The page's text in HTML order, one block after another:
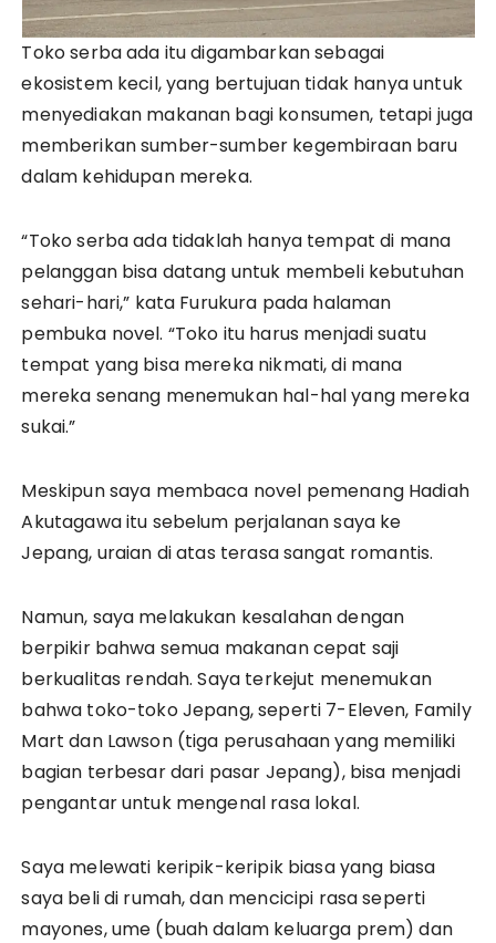
Toko serba ada itu digambarkan sebagai
ekosistem kecil, yang bertujuan tidak hanya untuk
menyediakan makanan bagi konsumen, tetapi juga
memberikan sumber-sumber kegembiraan baru
dalam kehidupan mereka.
“Toko serba ada tidaklah hanya tempat di mana
pelanggan bisa datang untuk membeli kebutuhan
sehari-hari,” kata Furukura pada halaman
pembuka novel. “Toko itu harus menjadi suatu
tempat yang bisa mereka nikmati, di mana
mereka senang menemukan hal-hal yang mereka
sukai.”
Meskipun saya membaca novel pemenang Hadiah
Akutagawa itu sebelum perjalanan saya ke
Jepang, uraian di atas terasa sangat romantis.
Namun, saya melakukan kesalahan dengan
berpikir bahwa semua makanan cepat saji
berkualitas rendah. Saya terkejut menemukan
bahwa toko-toko Jepang, seperti 7-Eleven, Family
Mart dan Lawson (tiga perusahaan yang memiliki
bagian terbesar dari pasar Jepang), bisa menjadi
pengantar untuk mengenal rasa lokal.
Saya melewati keripik-keripik biasa yang biasa
saya beli di rumah, dan mencicipi rasa seperti
mayones, ume (buah dalam keluarga prem) dan